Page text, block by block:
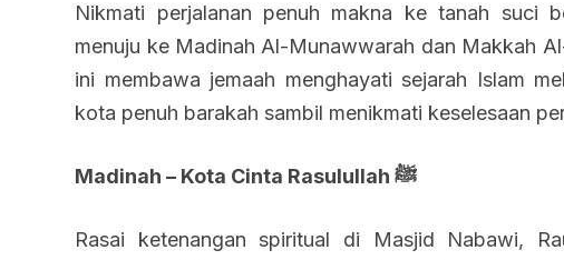
Nikmati perjalanan penuh makna ke tanah suci
menuju ke Madinah Al-Munawwarah dan Makkah
ini membawa jemaah menghayati sejarah Islam
kota penuh barakah sambil menikmati keselesaan
Madinah – Kota Cinta Rasulullah ﷺ
Rasai ketenangan spiritual di Masjid Nabawi,